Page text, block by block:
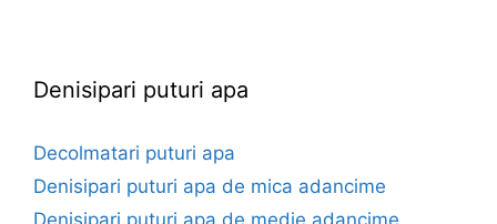
Denisipari puturi apa
Decolmatari puturi apa
Denisipari puturi apa de mica adancime
Denisipari puturi apa de medie adancime